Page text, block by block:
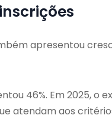
apresentou
46%. Em 2025,
atendam aos